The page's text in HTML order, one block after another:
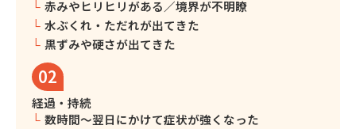
赤みやヒリヒリがある／境界が不明瞭
水ぶくれ・ただれが出てきた
黒ずみや硬さが出てきた
02
経過・持続
数時間〜翌日にかけて症状が強くなった